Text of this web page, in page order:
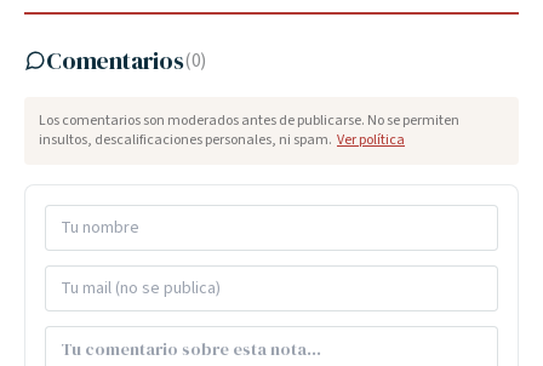
Comentarios(0)
Los comentarios son moderados antes de publicarse. No se permiten
insultos, descalificaciones personales, ni spam. Ver política